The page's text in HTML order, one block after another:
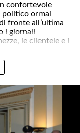
confortevole
politico ormai
fronte all’ultima
i giornali
le clientele e i